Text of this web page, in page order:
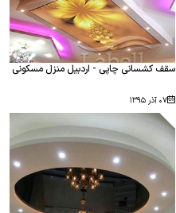
سقف کشسانی چاپی - اردبیل منزل مسکونی
۰۷ آذر ۱۳۹۵